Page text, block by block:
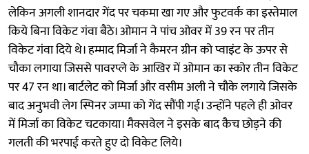
लेकिन अगली शानदार गेंद पर चकमा खा गए और फुटवर्क का इस्तेमाल
किये बिना विकेट गंवा बैठे। ओमान ने पांच ओवर में 39 रन पर तीन
विकेट गंवा दिये थे। हम्माद मिर्जा ने कैमरन ग्रीन को प्वाइंट के ऊपर से
चौका लगाया जिससे पावरप्ले के आखिर में ओमान का स्कोर तीन विकेट
पर 47 रन था। बार्टलेट को मिर्जा और वसीम अली ने चौके लगाये जिसके
बाद अनुभवी लेग स्पिनर जम्पा को गेंद सौंपी गई। उन्होंने पहले ही ओवर
में मिर्जा का विकेट चटकाया। मैक्सवेल ने इसके बाद कैच छोड़ने की
गलती की भरपाई करते हुए दो विकेट लिये।